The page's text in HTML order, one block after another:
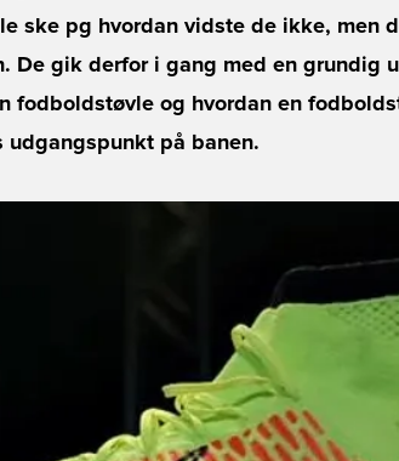
ske pg hvordan vidste de ikke, men
De gik derfor i gang med en grundig
fodboldstøvle og hvordan en
på banen.